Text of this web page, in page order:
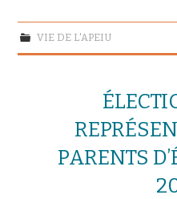
VIE DE L'APEIU
PARENTS